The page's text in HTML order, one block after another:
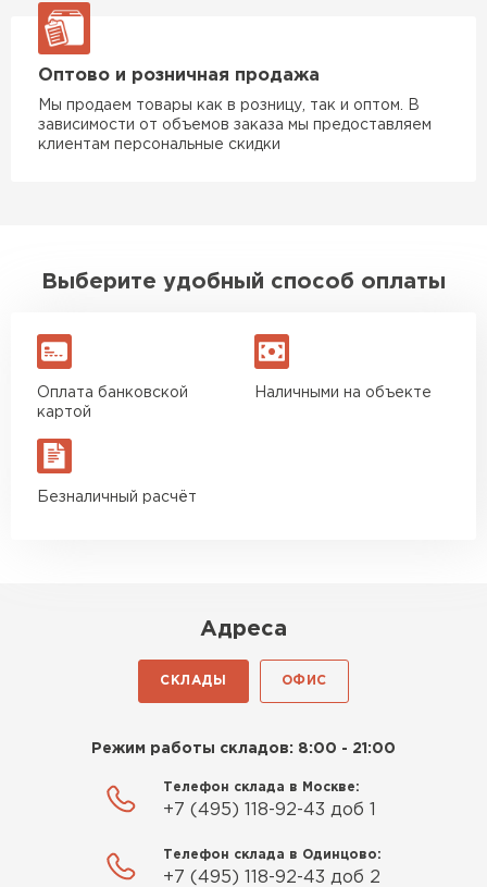
Оптово и розничная продажа
Мы продаем товары как в розницу, так и оптом. В
зависимости от объемов заказа мы предоставляем
клиентам персональные скидки
Выберите удобный способ оплаты
Оплата банковской
картой
Наличными на объекте
Безналичный расчёт
Адреса
СКЛАДЫ ОФИС
Режим работы складов: 8:00 - 21:00
Телефон склада в Москве:
+7 (495) 118-92-43 доб 1
Телефон склада в Одинцово:
+7 (495) 118-92-43 доб 2